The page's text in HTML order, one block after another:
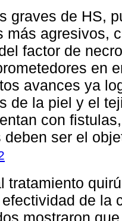
graves de HS,
más agresivos,
factor de
en
avances ya
de la piel y el
con
deben ser el
tratamiento
de la
mostraron